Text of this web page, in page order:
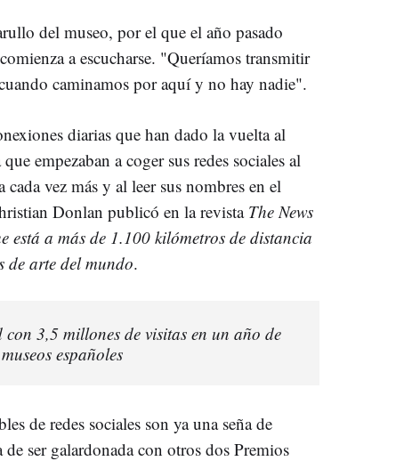
del museo, por el que el año pasado
a escucharse. "Queríamos transmitir
caminamos por aquí y no hay nadie".
diarias que han dado la vuelta al
empezaban a coger sus redes sociales al
vez más y al leer sus nombres en el
Donlan publicó en la revista The News
está a más de 1.100 kilómetros de distancia
de arte del mundo.
3,5 millones de visitas en un año de
españoles
de redes sociales son ya una seña de
ser galardonada con otros dos Premios